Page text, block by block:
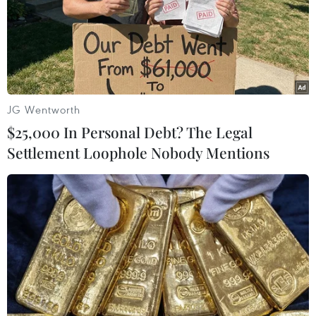
Theo dõi VietnamPlus
TIN LIÊN QUAN
JG Wentworth
$25,000 In Personal Debt? The Legal
Settlement Loophole Nobody Mentions